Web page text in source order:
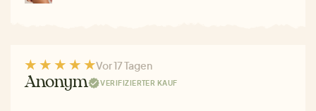
Vor 17 Tagen
Anonym VERIFIZIERTER KAUF